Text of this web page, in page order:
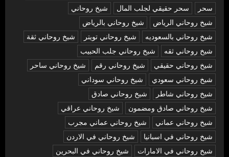
سحر
سحر حقيقي لجلب المال
شيخ روحاني
شيخ روحاني الرياض
شيخ روحاني بالرياض
شيخ روحاني بالسعوديه
شيخ روحاني تويتر
شيخ روحاني ثقة
شيخ روحاني ثقه
شيخ روحاني جلب الحبيب
شيخ روحاني حقيقي
شيخ روحاني رقم
شيخ روحاني ساحر
شيخ روحاني سعودي
شيخ روحاني سوداني
شيخ روحاني شاطر
شيخ روحاني صادق
شيخ روحاني صادق ومضمون
شيخ روحاني عراقي
شيخ روحاني عماني
شيخ روحاني عماني مجرب
شيخ روحاني في اسبانيا
شيخ روحاني في الاردن
شيخ روحاني في الامارات
شيخ روحاني في البحرين